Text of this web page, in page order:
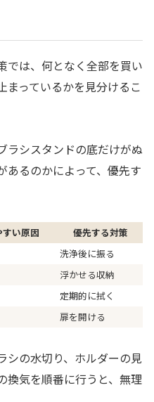
では、何となく全部を買い
まっているかを見分けるこ
ラシスタンドの底だけがぬ
あるのかによって、優先す
い原因
優先する対策
洗浄後に振る
浮かせる収納
定期的に拭く
扉を開ける
シの水切り、ホルダーの見
換気を順番に行うと、無理